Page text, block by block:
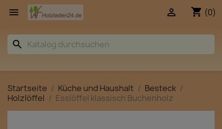
 shopping_cart (0)

search
Startseite Küche und Haushalt
Besteck
Holzlöffel
Esslöffel klassisch Buchenholz